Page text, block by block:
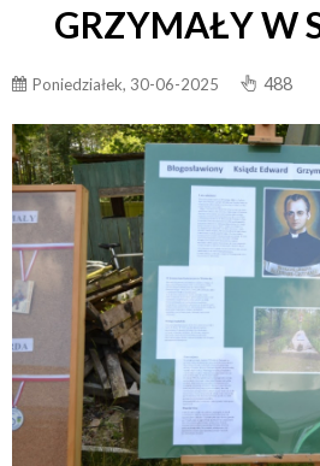
GRZYMAŁY W
Poniedziałek, 30-06-2025 488